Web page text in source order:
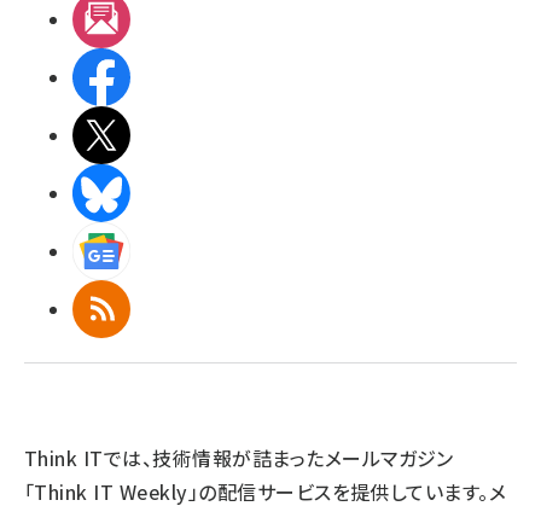
RSS
Think ITでは、技術情報が詰まったメールマガジン
「Think IT Weekly」の配信サービスを提供しています。メ